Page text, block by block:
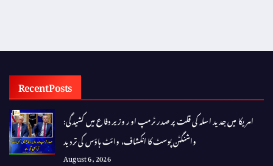
Recent Posts
امریکا میں جدید اسلہ کی قلت پر صدر ٹرمپ اور وزیر دفاع میں کشیدگی:
واشنگٹن پوسٹ کا انکشاف، وائٹ ہاؤس کی تردید
August 6, 2026